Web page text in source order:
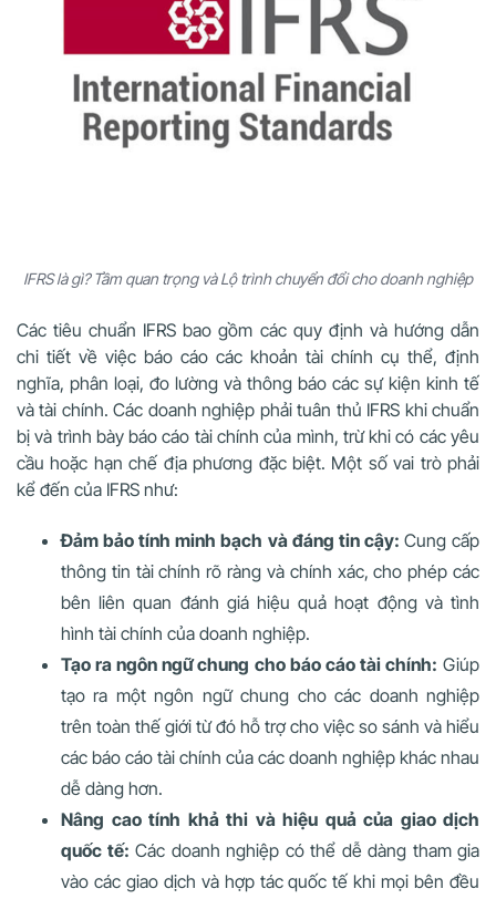
IFRS là gì? Tầm quan trọng và Lộ trình chuyển đổi cho doanh nghiệp
Các tiêu chuẩn IFRS bao gồm các quy định và hướng dẫn
chi tiết về việc báo cáo các khoản tài chính cụ thể, định
nghĩa, phân loại, đo lường và thông báo các sự kiện kinh tế
và tài chính. Các doanh nghiệp phải tuân thủ IFRS khi chuẩn
bị và trình bày báo cáo tài chính của mình, trừ khi có các yêu
cầu hoặc hạn chế địa phương đặc biệt. Một số vai trò phải
kể đến của IFRS như:
Đảm bảo tính minh bạch và đáng tin cậy: Cung cấp
thông tin tài chính rõ ràng và chính xác, cho phép các
bên liên quan đánh giá hiệu quả hoạt động và tình
hình tài chính của doanh nghiệp.
Tạo ra ngôn ngữ chung cho báo cáo tài chính: Giúp
tạo ra một ngôn ngữ chung cho các doanh nghiệp
trên toàn thế giới từ đó hỗ trợ cho việc so sánh và hiểu
các báo cáo tài chính của các doanh nghiệp khác nhau
dễ dàng hơn.
Nâng cao tính khả thi và hiệu quả của giao dịch
quốc tế: Các doanh nghiệp có thể dễ dàng tham gia
vào các giao dịch và hợp tác quốc tế khi mọi bên đều